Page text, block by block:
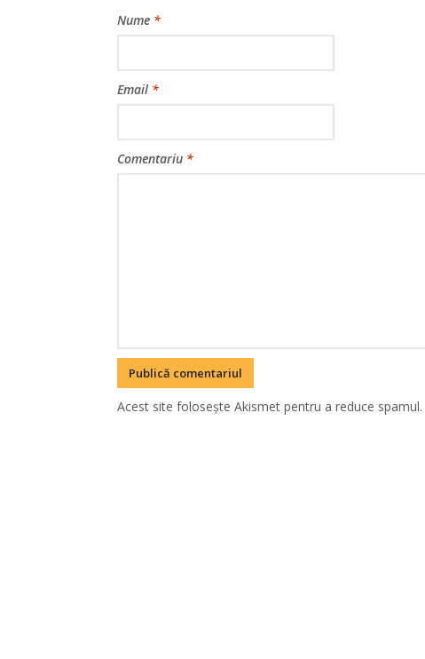
Nume *
Email *
Comentariu *
Acest site folosește Akismet pentru a reduce spamul.